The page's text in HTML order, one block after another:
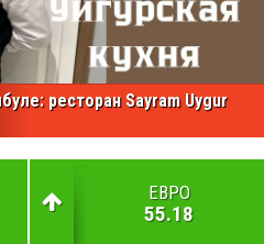
ресторан Sayram Uygur
ЕВРО
55.18